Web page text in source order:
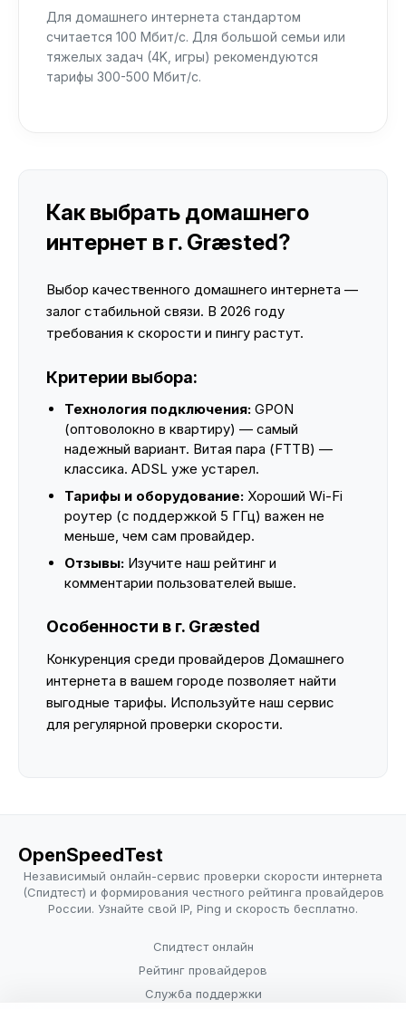
Для домашнего интернета стандартом
считается 100 Мбит/с. Для большой семьи или
тяжелых задач (4K, игры) рекомендуются
тарифы 300-500 Мбит/с.
Как выбрать домашнего
интернет в г. Græsted?
Выбор качественного домашнего интернета —
залог стабильной связи. В 2026 году
требования к скорости и пингу растут.
Критерии выбора:
Технология подключения: GPON
(оптоволокно в квартиру) — самый
надежный вариант. Витая пара (FTTB) —
классика. ADSL уже устарел.
Тарифы и оборудование: Хороший Wi-Fi
роутер (с поддержкой 5 ГГц) важен не
меньше, чем сам провайдер.
Отзывы: Изучите наш рейтинг и
комментарии пользователей выше.
Особенности в г. Græsted
Конкуренция среди провайдеров Домашнего
интернета в вашем городе позволяет найти
выгодные тарифы. Используйте наш сервис
для регулярной проверки скорости.
OpenSpeedTest
Независимый онлайн-сервис проверки скорости интернета
(Спидтест) и формирования честного рейтинга провайдеров
России. Узнайте свой IP, Ping и скорость бесплатно.
Спидтест онлайн
Рейтинг провайдеров
Служба поддержки